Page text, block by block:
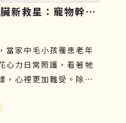
新救星：寵物幹細
鐘認識寵物再生
當家中毛小孩罹患老年
心力日常照護，看著牠
，心裡更加難受。除了
安全的方式可以幫助牠